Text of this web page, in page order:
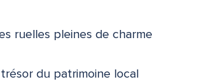
ruelles pleines de charme
du patrimoine local